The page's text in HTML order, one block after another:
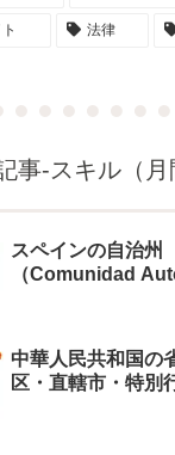
法律
事-スキル（月
スペインの自治州
（Comunidad
中華人民共和国の
区・直轄市・特別